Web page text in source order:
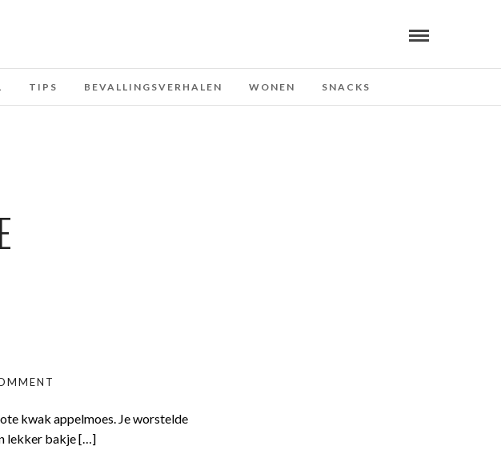
TIPS BEVALLINGSVERHALEN WONEN SNACKS
kwak appelmoes. Je worstelde
lekker bakje […]